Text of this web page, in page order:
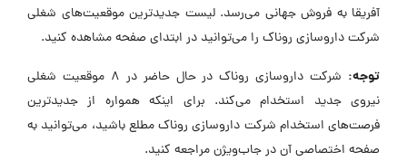
آفریقا به فروش جهانی می‌رسد. لیست جدیدترین موقعیت‌های شغلی
شرکت داروسازی روناک را می‌توانید در ابتدای صفحه مشاهده کنید.
توجه:
شرکت داروسازی روناک در حال حاضر در ۸ موقعیت شغلی
نیروی جدید استخدام می‌کند. برای اینکه همواره از جدیدترین
فرصت‌های استخدام شرکت داروسازی روناک مطلع باشید، می‌توانید به
صفحه اختصاصی آن در جاب‌ویژن مراجعه کنید.